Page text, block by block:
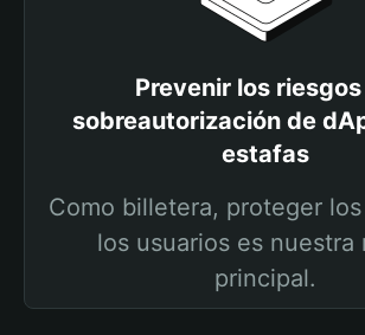
Prevenir los
sobreautorización de
estafas
Como billetera, proteger
los usuarios es nuestra
principal.